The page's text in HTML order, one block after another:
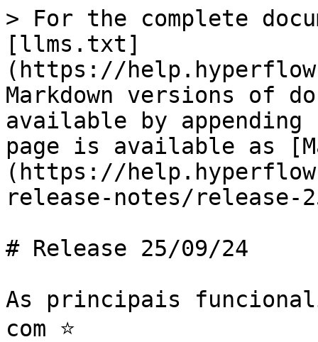
> For the complete
[llms.txt]
(https://
Markdown versions of
available by
page is available as
(https://
release-notes/release-
# Release 25/09/24
As principais
com ⭐️